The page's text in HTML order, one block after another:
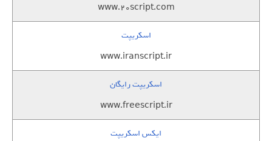
www.20script.com
اسکریپت
www.iranscript.ir
اسکریپت رایگان
www.freescript.ir
ایکس اسکریپت